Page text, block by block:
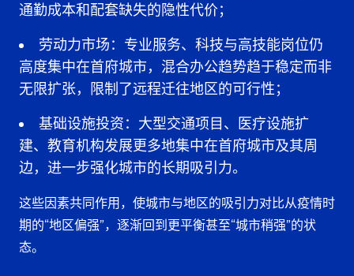
通勤成本和配套缺失的隐性代价；
劳动力市场：专业服务、科技与高技能岗位仍
高度集中在首府城市，混合办公趋势趋于稳定而非
无限扩张，限制了远程迁往地区的可行性；
基础设施投资：大型交通项目、医疗设施扩
建、教育机构发展更多地集中在首府城市及其周
边，进一步强化城市的长期吸引力。
这些因素共同作用，使城市与地区的吸引力对比从疫情时
期的“地区偏强”，逐渐回到更平衡甚至“城市稍强”的状
态。